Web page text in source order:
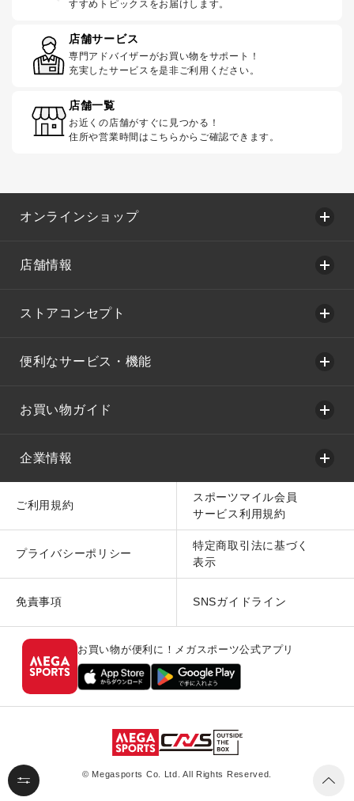
すすめトピックスをお届けします。
店舗サービス
専門アドバイザーがお買い物をサポート！
充実したサービスを是非ご利用ください。
店舗一覧
お近くの店舗がすぐに見つかる！
住所や営業時間はこちらからご確認できます。
オンラインショップ
店舗情報
ストアコンセプト
便利なサービス・機能
お買い物ガイド
企業情報
ご利用規約
スポーツマイル会員
サービス利用規約
プライバシーポリシー
特定商取引法に基づく
表示
免責事項 SNSガイドライン
お買い物が便利に！メガスポーツ公式アプリ
© Megasports Co. Ltd. All Rights Reserved.